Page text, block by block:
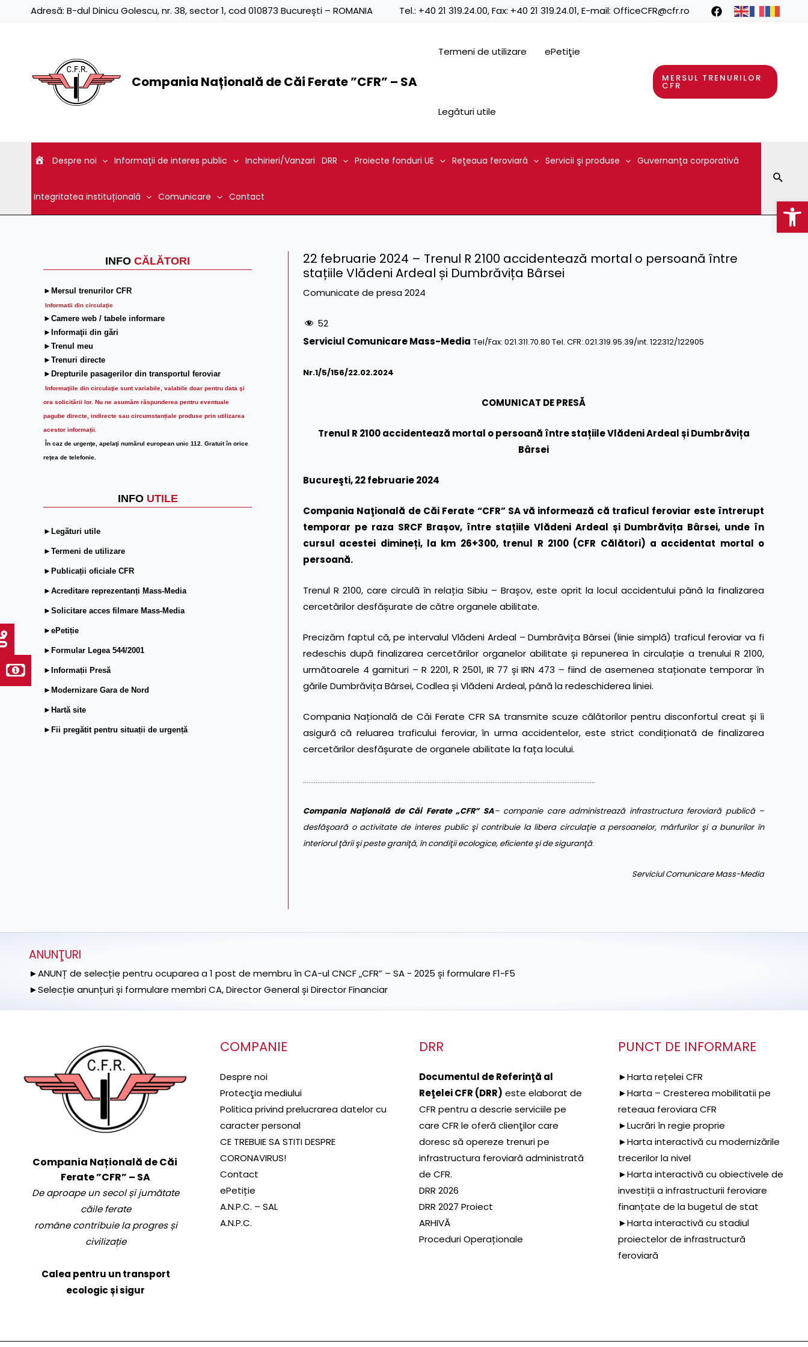
Adresă: B-dul Dinicu Golescu, nr. 38, sector 1, cod 010873 București – ROMANIA Tel.: +40 21 319.24.00, Fax: +40 21 319.24.01, E-mail: OfficeCFR@cfr.ro
Compania Națională de Căi Ferate ”CFR” – SA
Termeni de utilizare ePetiţie
Legături utile
MERSUL TRENURILOR
CFR
Despre noi Informaţii de interes public Inchirieri/Vanzari DRR Proiecte fonduri UE Reţeaua feroviară Servicii şi produse Guvernanţa corporativă
Integritatea instituțională Comunicare Contact
INFO CĂLĂTORI
►Mersul trenurilor CFR
Informatii din circulaţie
►Camere web / tabele informare
►Informaţii din gări
►Trenul meu
►Trenuri directe
►Drepturile pasagerilor din transportul feroviar
Informaţiile din circulaţie sunt variabile, valabile doar pentru data şi
ora solicitării lor. Nu ne asumăm răspunderea pentru eventuale
pagube directe, indirecte sau circumstanțiale produse prin utilizarea
acestor informații.
În caz de urgenţe, apelaţi numărul european unic 112. Gratuit în orice
reţea de telefonie.
INFO UTILE
►Legături utile
►Termeni de utilizare
►Publicații oficiale CFR
►Acreditare reprezentanți Mass-Media
►Solicitare acces filmare Mass-Media
►ePetiție
►Formular Legea 544/2001
►Informații Presă
►Modernizare Gara de Nord
►Hartă site
►Fii pregătit pentru situații de urgență
22 februarie 2024 – Trenul R 2100 accidentează mortal o persoană între
stațiile Vlădeni Ardeal și Dumbrăvița Bârsei
Comunicate de presa 2024
52
Serviciul Comunicare Mass-Media Tel/Fax: 021.311.70.80 Tel. CFR:.021.319.95.39/int. 122312/122905
Nr.1/5/156/22.02.2024
COMUNICAT DE PRESĂ
Trenul R 2100 accidentează mortal o persoană între stațiile Vlădeni Ardeal și Dumbrăvița
Bârsei
Bucureşti, 22 februarie 2024
Compania Naţională de Căi Ferate “CFR” SA vă informează că traficul feroviar este întrerupt
temporar pe raza SRCF Brașov, între stațiile Vlădeni Ardeal și Dumbrăvița Bârsei, unde în
cursul acestei dimineți, la km 26+300, trenul R 2100 (CFR Călători) a accidentat mortal o
persoană.
Trenul R 2100, care circulă în relația Sibiu – Brașov, este oprit la locul accidentului până la finalizarea
cercetărilor desfășurate de către organele abilitate.
Precizăm faptul că, pe intervalul Vlădeni Ardeal – Dumbrăvița Bârsei (linie simplă) traficul feroviar va fi
redeschis după finalizarea cercetărilor organelor abilitate și repunerea în circulație a trenului R 2100,
următoarele 4 garnituri – R 2201, R 2501, IR 77 și IRN 473 – fiind de asemenea staționate temporar în
gările Dumbrăvița Bârsei, Codlea și Vlădeni Ardeal, până la redeschiderea liniei.
Compania Națională de Căi Ferate CFR SA transmite scuze călătorilor pentru disconfortul creat și îi
asigură că reluarea traficului feroviar, în urma accidentelor, este strict condiționată de finalizarea
cercetărilor desfășurate de organele abilitate la fața locului.
………………………………………………………………………………………………………………………………………………
Compania Naţională de Căi Ferate „CFR” SA– companie care administrează infrastructura feroviară publică –
desfăşoară o activitate de interes public şi contribuie la libera circulaţie a persoanelor, mărfurilor şi a bunurilor în
interiorul ţării şi peste graniţă, în condiţii ecologice, eficiente şi de siguranţă.
Serviciul Comunicare Mass-Media
ANUNŢURI
►ANUNȚ de selecție pentru ocuparea a 1 post de membru în CA-ul CNCF „CFR” – SA - 2025 și formulare F1-F5
►Selecție anunțuri și formulare membri CA, Director General și Director Financiar
Compania Națională de Căi
Ferate ”CFR” – SA
De aproape un secol și jumătate
căile ferate
române contribuie la progres și
civilizație
Calea pentru un transport
ecologic și sigur
COMPANIE
Despre noi
Protecţia mediului
Politica privind prelucrarea datelor cu
caracter personal
CE TREBUIE SA STITI DESPRE
CORONAVIRUS!
Contact
ePetiție
A.N.P.C. – SAL
A.N.P.C.
DRR
Documentul de Referinţă al
Reţelei CFR (DRR) este elaborat de
CFR pentru a descrie serviciile pe
care CFR le oferă clienţilor care
doresc să opereze trenuri pe
infrastructura feroviară administrată
de CFR.
DRR 2026
DRR 2027 Proiect
ARHIVĂ
Proceduri Operaționale
PUNCT DE INFORMARE
►Harta rețelei CFR
►Harta – Cresterea mobilitatii pe
reteaua feroviara CFR
►Lucrări în regie proprie
►Harta interactivă cu modernizările
trecerilor la nivel
►Harta interactivă cu obiectivele de
investiții a infrastructurii feroviare
finanțate de la bugetul de stat
►Harta interactivă cu stadiul
proiectelor de infrastructură
feroviară